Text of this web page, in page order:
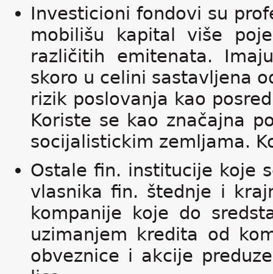
Investicioni fondovi su
mobilišu kapital više
različitih emitenata.
skoro u celini sastavljena
rizik poslovanja kao
Koriste se kao značajna
socijalistickim zemljama.
Ostale fin. institucije koje
vlasnika fin. štednje i
kompanije koje do
uzimanjem kredita od
obveznice i akcije